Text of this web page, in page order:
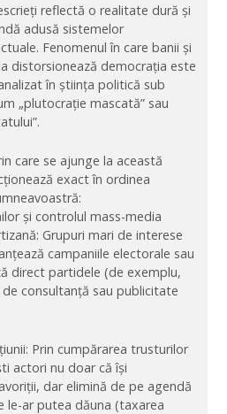
reflectă o realitate dură și
adusă sistemelor
Fenomenul în care banii și
distorsionează democrația este
în știința politică sub
„plutocrație mascată” sau
care se ajunge la această
exact în ordinea
și controlul mass-media
Grupuri mari de interese
campaniile electorale sau
direct partidele (de exemplu,
consultanță sau publicitate
Prin cumpărarea trusturilor
actori nu doar că își
dar elimină de pe agendă
le-ar putea dăuna (taxarea